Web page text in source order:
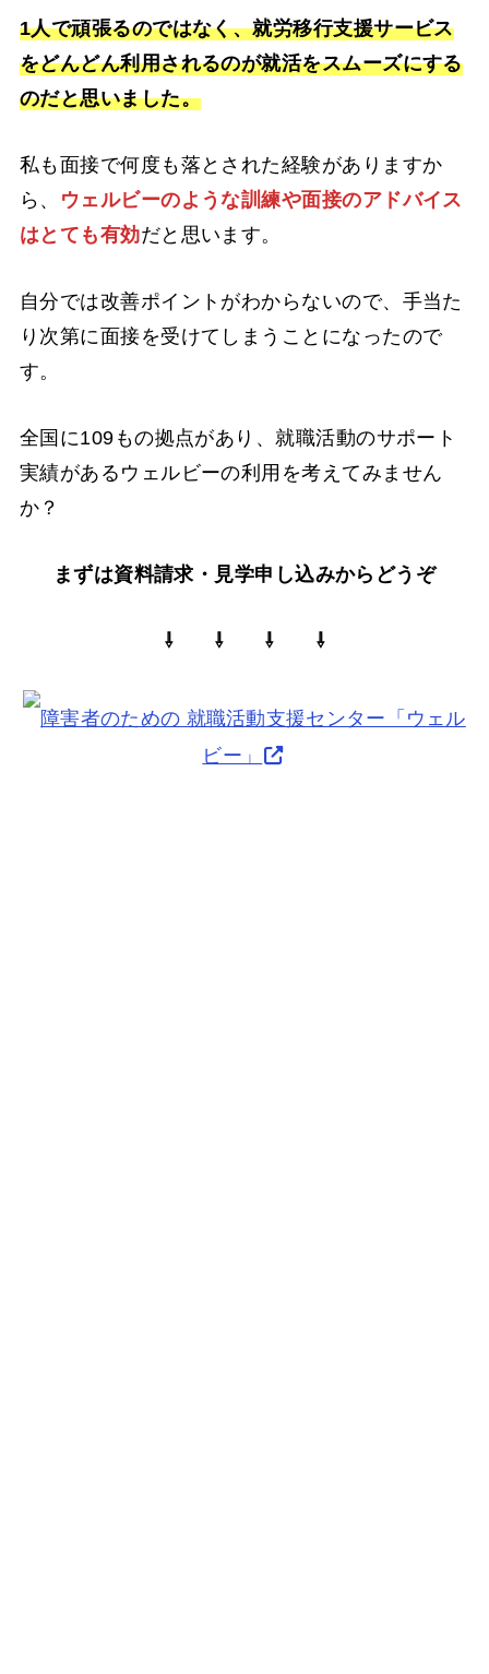
1人で頑張るのではなく、就労移行支援サービス
をどんどん利用されるのが就活をスムーズにする
のだと思いました。
私も面接で何度も落とされた経験がありますか
ら、
ウェルビーのような訓練や面接のアドバイス
はとても有効だと思います。
自分では改善ポイントがわからないので、手当た
り次第に面接を受けてしまうことになったので
す。
全国に109もの拠点があり、就職活動のサポート
実績があるウェルビーの利用を考えてみません
か？
まずは資料請求・見学申し込みからどうぞ
⇩ ⇩ ⇩ ⇩
障害者のための 就職活動支援センター「ウェル
ビー」